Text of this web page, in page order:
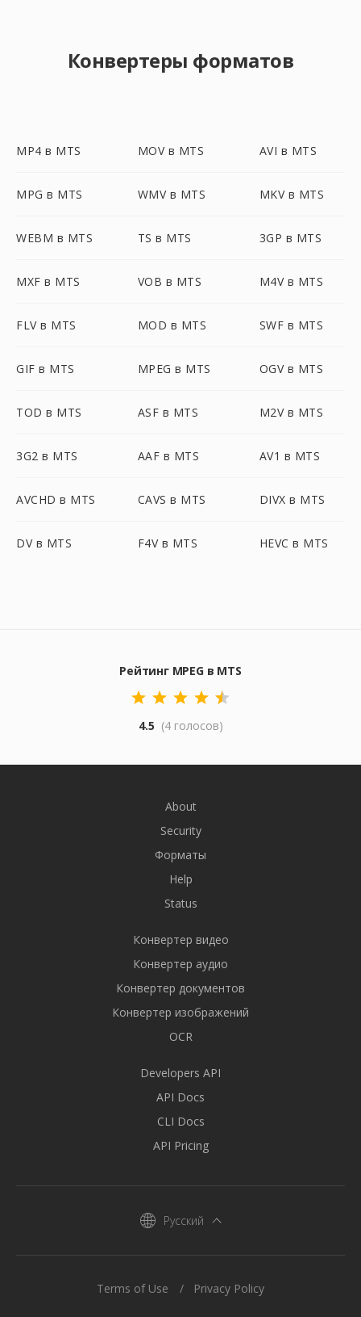
Конвертеры форматов
MP4 в MTS MOV в MTS AVI в MTS
MPG в MTS WMV в MTS MKV в MTS
WEBM в MTS TS в MTS 3GP в MTS
MXF в MTS VOB в MTS M4V в MTS
FLV в MTS MOD в MTS SWF в MTS
GIF в MTS MPEG в MTS OGV в MTS
TOD в MTS ASF в MTS M2V в MTS
3G2 в MTS AAF в MTS AV1 в MTS
AVCHD в MTS CAVS в MTS DIVX в MTS
DV в MTS F4V в MTS HEVC в MTS
Рейтинг MPEG в MTS
4.5 (4 голосов)
About
Security
Форматы
Help
Status
Конвертер видео
Конвертер аудио
Конвертер документов
Конвертер изображений
OCR
Developers API
API Docs
CLI Docs
API Pricing
Русский
Terms of Use Privacy Policy